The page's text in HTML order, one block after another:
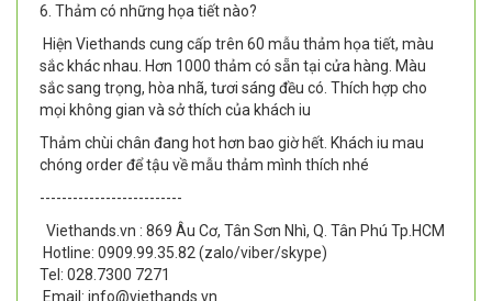
6. Thảm có những họa tiết nào?
Hiện Viethands cung cấp trên 60 mẫu thảm họa tiết, màu
sắc khác nhau. Hơn 1000 thảm có sẵn tại cửa hàng. Màu
sắc sang trọng, hòa nhã, tươi sáng đều có. Thích hợp cho
mọi không gian và sở thích của khách iu
Thảm chùi chân đang hot hơn bao giờ hết. Khách iu mau
chóng order để tậu về mẫu thảm mình thích nhé
--------------------------
Viethands.vn : 869 Âu Cơ, Tân Sơn Nhì, Q. Tân Phú Tp.HCM
Hotline: 0909.99.35.82 (zalo/viber/skype)
Tel: 028.7300 7271
Email: info@viethands.vn